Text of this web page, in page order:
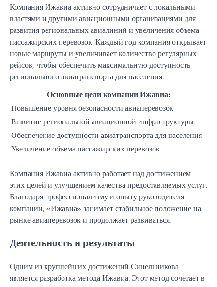
Компания Ижавиа активно сотрудничает с локальными
властями и другими авиационными организациями для
развития региональных авиалиний и увеличения объема
пассажирских перевозок. Каждый год компания открывает
новые маршруты и увеличивает количество регулярных
рейсов, чтобы обеспечить максимальную доступность
регионального авиатранспорта для населения.
Основные цели компании Ижавиа:
Повышение уровня безопасности авиаперевозок
Развитие региональной авиационной инфраструктуры
Обеспечение доступности авиатранспорта для населения
Увеличение объема пассажирских перевозок
Компания Ижавиа активно работает над достижением
этих целей и улучшением качества предоставляемых услуг.
Благодаря профессионализму и опыту руководителя
компании, «Ижавиа» занимает стабильное положение на
рынке авиаперевозок и продолжает развиваться.
Деятельность и результаты
Одним из крупнейших достижений Синельникова
является разработка метода Ижавиа. Этот метод сочетает в